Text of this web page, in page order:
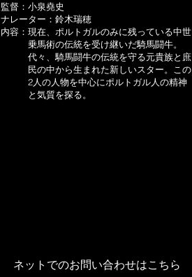
監督：小泉堯史
ナレーター：鈴木瑞穂
内容：現在、ポルトガルのみに残っている中世
乗馬術の伝統を受け継いだ騎馬闘牛。
代々、騎馬闘牛の伝統を守る元貴族と庶
民の中から生まれた新しいスター。この
2人の人物を中心にポルトガル人の精神
と気質を探る。
ネットでのお問い合わせはこちら